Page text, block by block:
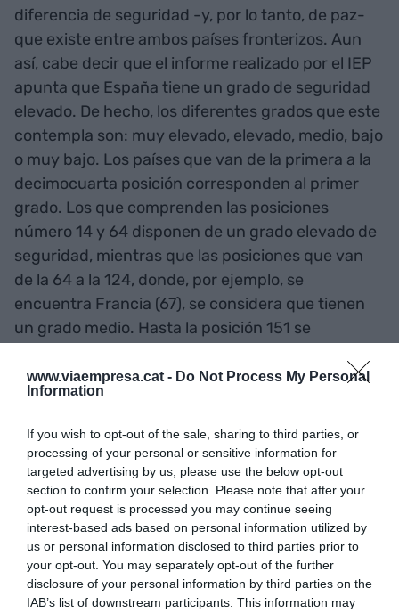
www.viaempresa.cat - Do Not Process My Personal
Information
If you wish to opt-out of the sale, sharing to third parties, or
processing of your personal or sensitive information for
targeted advertising by us, please use the below opt-out
section to confirm your selection. Please note that after your
opt-out request is processed you may continue seeing
interest-based ads based on personal information utilized by
us or personal information disclosed to third parties prior to
your opt-out. You may separately opt-out of the further
disclosure of your personal information by third parties on the
IAB’s list of downstream participants. This information may
diferencia de seguridad -y, por lo tanto, de paz-
que existe entre ambos países fronterizos. Aun
así, cabe decir que el informe realizado por el IEP
apunta que España tiene un grado de seguridad
elevado. De hecho, los diferentes grados que este
contempla son: muy elevado, elevado, medio, bajo
o muy bajo. Los países que van de la primera a la
decimocuarta posición corresponden al primer
grado. Los que comprenden las posiciones
número 14 y 64 disponen de un grado elevado de
seguridad, mientras que las posiciones que van
de la 64 a la 124, donde, por ejemplo, se
encuentra Francia (67), se considera que tienen
un grado medio. Hasta la posición 151 se
igual que el año pasado, se encuentran enel top
, disfrutan de los índices más elevados de
seguridad tanto interna como externa, con unas
tasas de crímenes, de homicidios y
encarcelamientos muy bajas, y a la vez
disponiendo de unas buenas relaciones con los
países vecinos y de grandes inversiones en
seguridad y armamentística.